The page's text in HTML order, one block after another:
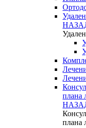
плана
плана